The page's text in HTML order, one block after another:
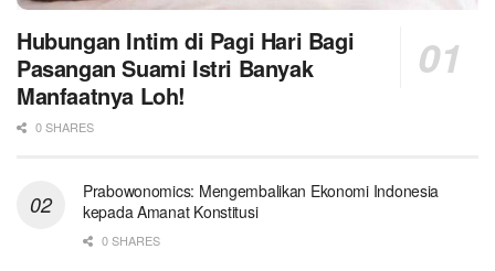
Hubungan Intim di Pagi Hari Bagi
Pasangan Suami Istri Banyak
Manfaatnya Loh!
0 SHARES
Prabowonomics: Mengembalikan Ekonomi Indonesia
kepada Amanat Konstitusi
0 SHARES